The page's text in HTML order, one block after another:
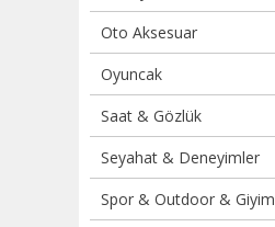
Oto Aksesuar
Oyuncak
Saat & Gözlük
Seyahat & Deneyimler
Spor & Outdoor & Giyim